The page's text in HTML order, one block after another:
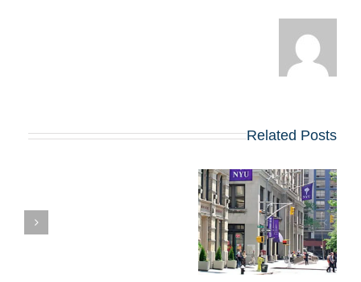
Related Posts